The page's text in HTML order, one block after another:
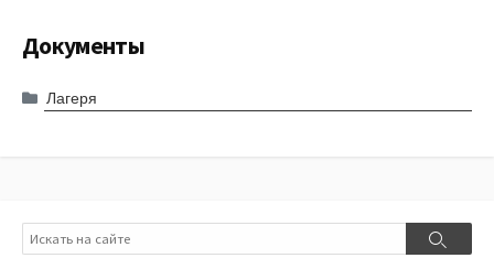
Документы
Лагеря
Поиск
Поиск